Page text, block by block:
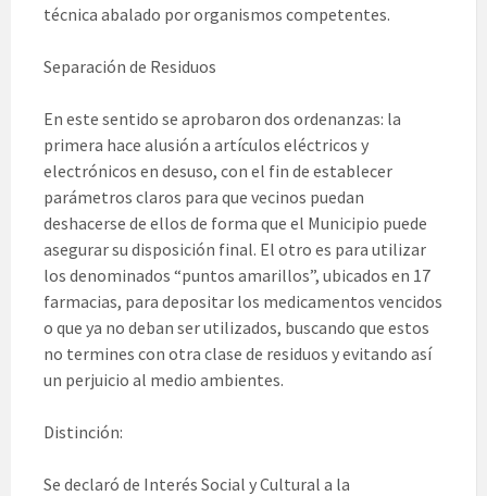
técnica abalado por organismos competentes.
Separación de Residuos
En este sentido se aprobaron dos ordenanzas: la
primera hace alusión a artículos eléctricos y
electrónicos en desuso, con el fin de establecer
parámetros claros para que vecinos puedan
deshacerse de ellos de forma que el Municipio puede
asegurar su disposición final. El otro es para utilizar
los denominados “puntos amarillos”, ubicados en 17
farmacias, para depositar los medicamentos vencidos
o que ya no deban ser utilizados, buscando que estos
no termines con otra clase de residuos y evitando así
un perjuicio al medio ambientes.
Distinción:
Se declaró de Interés Social y Cultural a la